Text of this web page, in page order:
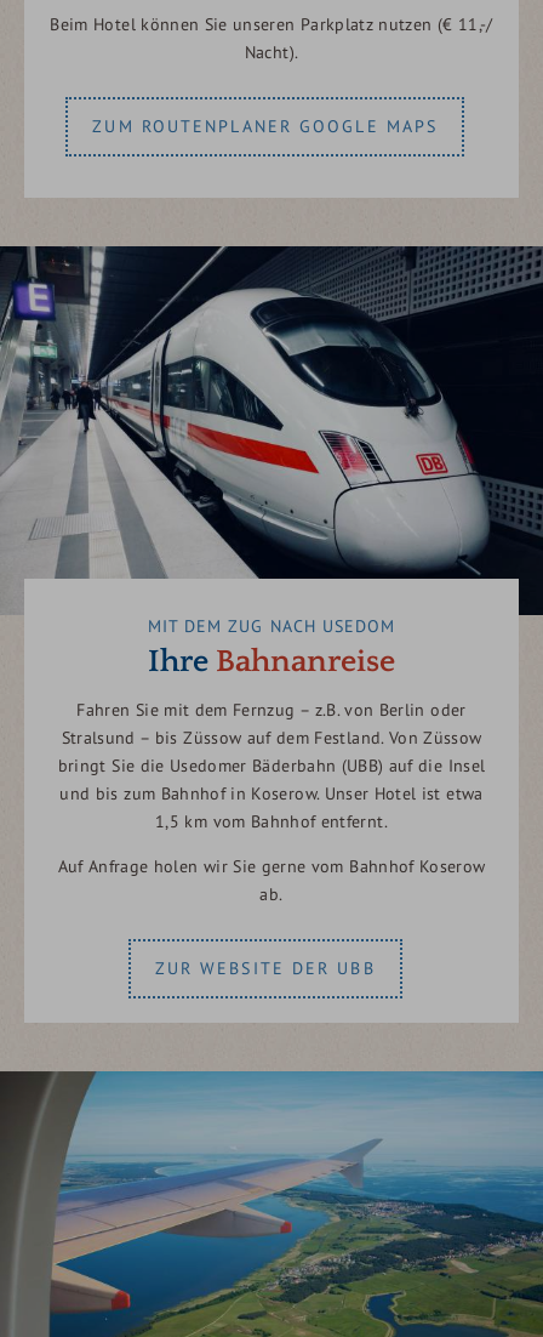
Beim Hotel können Sie unseren Parkplatz nutzen (€ 11,-/
Nacht).
ZUM ROUTENPLANER GOOGLE MAPS
MIT DEM ZUG NACH USEDOM
Ihre Bahnanreise
Fahren Sie mit dem Fernzug – z.B. von Berlin oder
Stralsund – bis Züssow auf dem Festland. Von Züssow
bringt Sie die Usedomer Bäderbahn (UBB) auf die Insel
und bis zum Bahnhof in Koserow. Unser Hotel ist etwa
1,5 km vom Bahnhof entfernt.
Auf Anfrage holen wir Sie gerne vom Bahnhof Koserow
ab.
ZUR WEBSITE DER UBB